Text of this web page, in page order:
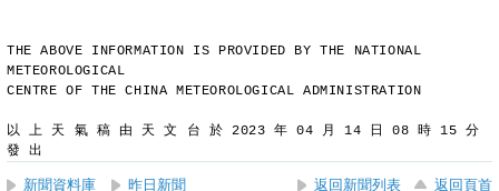
THE ABOVE INFORMATION IS PROVIDED BY THE NATIONAL
METEOROLOGICAL
CENTRE OF THE CHINA METEOROLOGICAL ADMINISTRATION
以 上 天 氣 稿 由 天 文 台 於 2023 年 04 月 14 日 08 時 15 分
發 出
新聞資料庫 昨日新聞 返回新聞列表 返回頁首